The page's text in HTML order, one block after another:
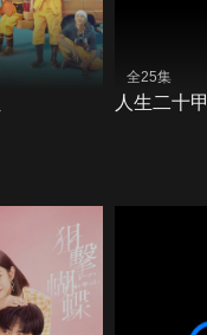
全25集
人生二十